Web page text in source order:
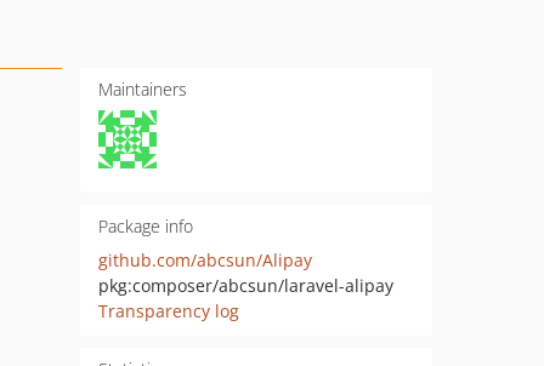
Maintainers
Package info
github.com/abcsun/Alipay
pkg:composer/abcsun/laravel-alipay
Transparency log